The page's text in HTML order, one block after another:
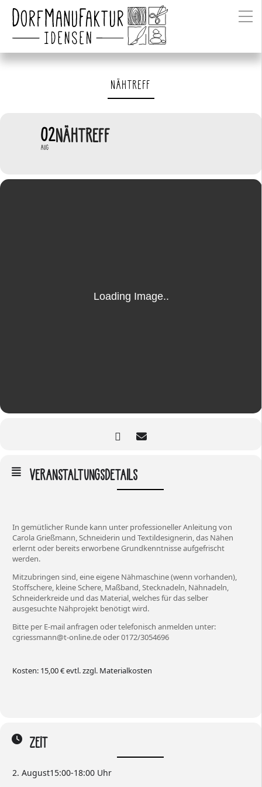
NÄHTREFF
02
AUG
NÄHTREFF
VERANSTALTUNGSDETAILS
In gemütlicher Runde kann unter professioneller Anleitung von
Carola Grießmann, Schneiderin und Textildesignerin, das Nähen
erlernt oder bereits erworbene Grundkenntnisse aufgefrischt
werden.
Mitzubringen sind, eine eigene Nähmaschine (wenn vorhanden),
Stoffschere, kleine Schere, Maßband, Stecknadeln, Nähnadeln,
Schneiderkreide und das Material, welches für das selber
ausgesuchte Nähprojekt benötigt wird.
Bitte per E-mail anfragen oder telefonisch anmelden unter:
cgriessmann@t-online.de oder 0172/3054696
Kosten: 15,00 € evtl. zzgl. Materialkosten
ZEIT
2. August15:00-18:00